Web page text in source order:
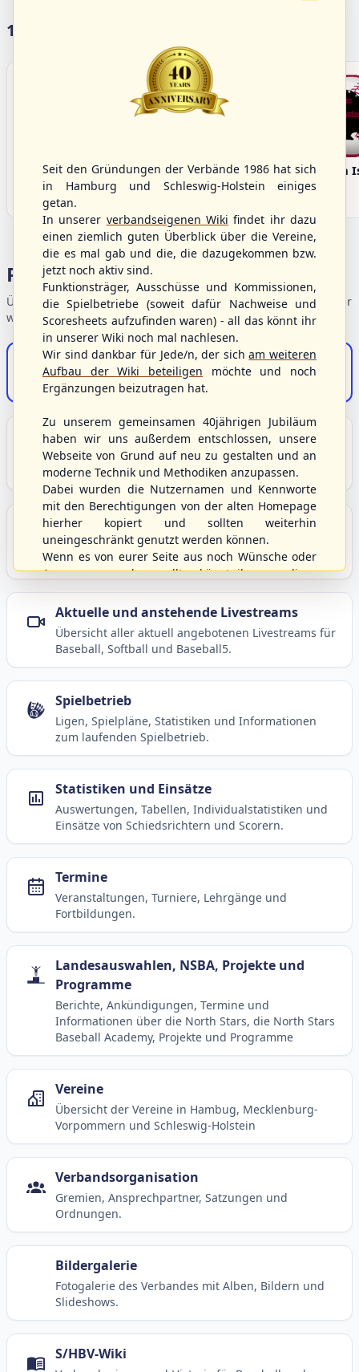
17 Vereine im S/HBV
Bargenstedt
Beavers
Elmshorn Alligators Fehmarn
Portalbereiche
Übersicht der Verbandsbereiche – wählen Sie einen Einstieg für
weiterführende Informationen.
S/HBV-Shop
Der Onlineshop des S/HBV
Unser Sport
Grundlagen und Hintergründe zu Baseball, Softball
und Baseball5.
Berichte und Neuigkeiten
Aktuelle Meldungen, Berichte und Nachrichten aus
dem S/HBV, Deutschland und der Welt.
Aktuelle und anstehende Livestreams
Übersicht aller aktuell angebotenen Livestreams für
Baseball, Softball und Baseball5.
Spielbetrieb
Ligen, Spielpläne, Statistiken und Informationen
zum laufenden Spielbetrieb.
Statistiken und Einsätze
Auswertungen, Tabellen, Individualstatistiken und
Einsätze von Schiedsrichtern und Scorern.
Termine
Veranstaltungen, Turniere, Lehrgänge und
Fortbildungen.
Landesauswahlen, NSBA, Projekte und
Programme
Berichte, Ankündigungen, Termine und
Informationen über die North Stars, die North Stars
Baseball Academy, Projekte und Programme
Vereine
Übersicht der Vereine in Hambug, Mecklenburg-
Vorpommern und Schleswig-Holstein
Verbandsorganisation
Gremien, Ansprechpartner, Satzungen und
Ordnungen.
Bildergalerie
Fotogalerie des Verbandes mit Alben, Bildern und
Slideshows.
S/HBV-Wiki
Seit den Gründungen der Verbände 1986 hat sich
in Hamburg und Schleswig-Holstein einiges
getan.
In unserer verbandseigenen Wiki findet ihr dazu
einen ziemlich guten Überblick über die Vereine,
die es mal gab und die, die dazugekommen bzw.
jetzt noch aktiv sind.
Funktionsträger, Ausschüsse und Kommissionen,
die Spielbetriebe (soweit dafür Nachweise und
Scoresheets aufzufinden waren) - all das könnt ihr
in unserer Wiki noch mal nachlesen.
Wir sind dankbar für Jede/n, der sicham weiteren
Aufbau der Wiki beteiligen möchte und noch
Ergänzungen beizutragen hat.
Zu unserem gemeinsamen 40jährigen Jubiläum
haben wir uns außerdem entschlossen, unsere
Webseite von Grund auf neu zu gestalten und an
moderne Technik und Methodiken anzupassen.
Dabei wurden die Nutzernamen und Kennworte
mit den Berechtigungen von der alten Homepage
hierher kopiert und sollten weiterhin
uneingeschränkt genutzt werden können.
Wenn es von eurer Seite aus noch Wünsche oder
Anregungen geben sollte, könnt ihr uns diese
gerne an die Verbandsadresseinfo@shbvnet.de
schicken.